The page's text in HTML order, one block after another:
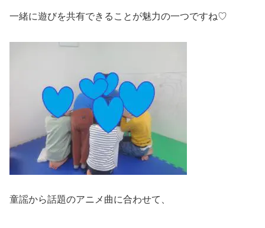
一緒に遊びを共有できることが魅力の一つですね♡
童謡から話題のアニメ曲に合わせて、